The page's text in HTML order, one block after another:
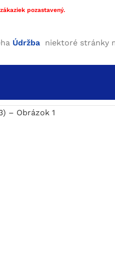
pozastavený.
Údržba niektoré stránky